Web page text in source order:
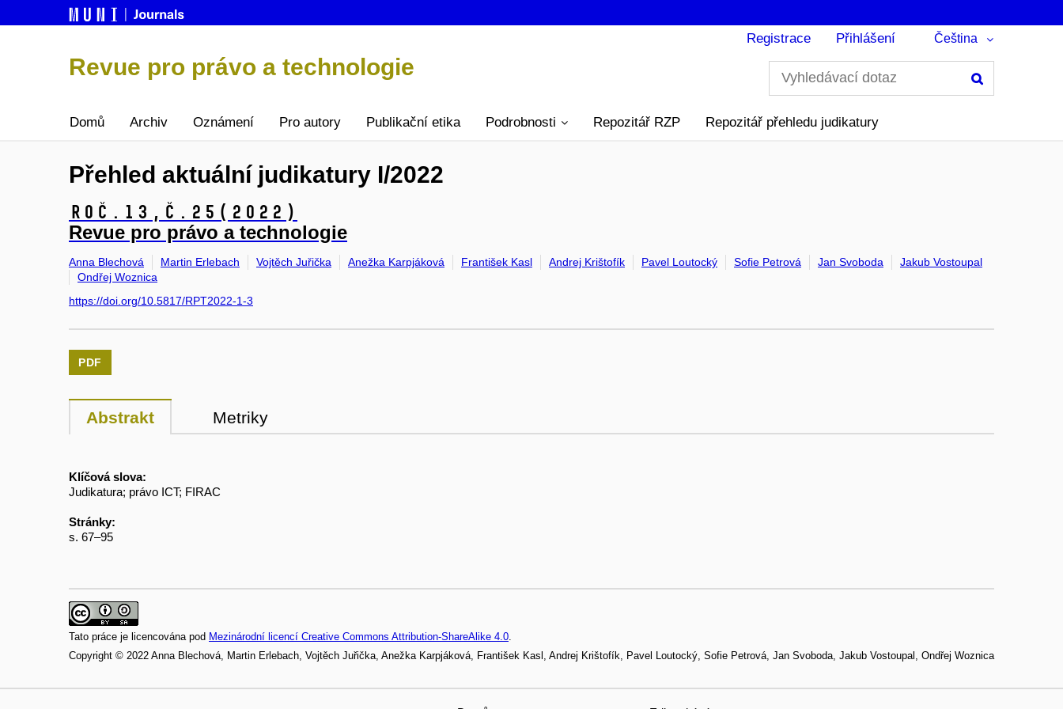
Revue pro právo a technologie
Registrace Přihlášení Čeština
Domů Archiv Oznámení Pro autory Publikační etika Podrobnosti Repozitář RZP Repozitář přehledu judikatury
Přehled aktuální judikatury I/2022
Roč.13, č.25 (2022)
Revue pro právo a technologie
Anna Blechová Martin Erlebach Vojtěch Juřička Anežka Karpjáková František Kasl Andrej Krištofík Pavel Loutocký Sofie Petrová Jan Svoboda
Jakub Vostoupal
Ondřej Woznica
https://doi.org/10.5817/RPT2022-1-3
PDF
Abstrakt Metriky
Klíčová slova:
Judikatura; právo ICT; FIRAC
Stránky:
s. 67–95
Tato práce je licencována pod Mezinárodní licencí Creative Commons Attribution-ShareAlike 4.0
Copyright © 2022 Anna Blechová, Martin Erlebach, Vojtěch Juřička, Anežka Karpjáková, František Kasl, Andrej Krištofík, Pavel Loutocký, Sofie Petrová, Jan Svoboda, Jakub Vostoupal, Ondřej Woznica